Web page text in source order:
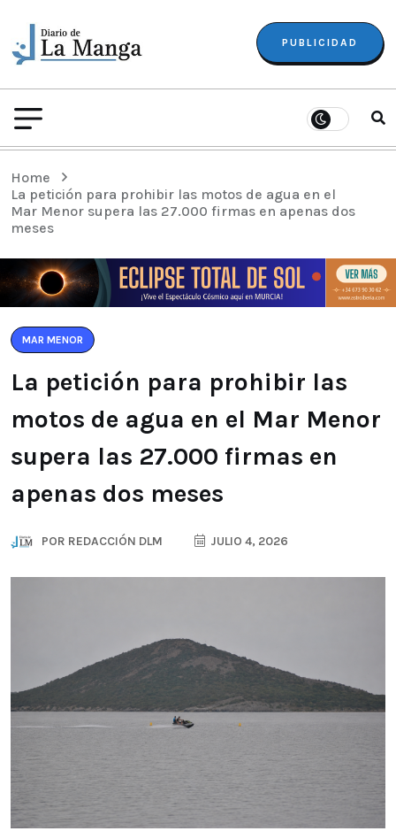
PUBLICIDAD
Home
La petición para prohibir las motos de agua en el
Mar Menor supera las 27.000 firmas en apenas dos
meses
MAR MENOR
La petición para prohibir las
motos de agua en el Mar Menor
supera las 27.000 firmas en
apenas dos meses
POR REDACCIÓN DLM JULIO 4, 2026